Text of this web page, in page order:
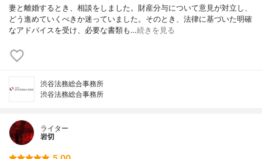
妻と離婚するとき、相談をしました。財産分与について意見が対立し、
どう進めていくべきか迷っていました。そのとき、法律に基づいた明確
なアドバイスを受け、必要な書類も…続きを見る
渋谷法務総合事務所
渋谷法務総合事務所
ライター
岩切